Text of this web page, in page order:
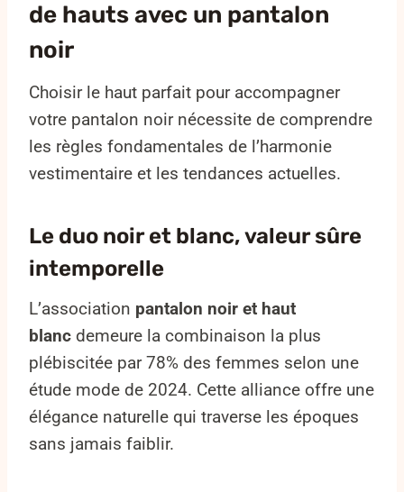
de hauts avec un pantalon
noir
Choisir le haut parfait pour accompagner
votre pantalon noir nécessite de comprendre
les règles fondamentales de l’harmonie
vestimentaire et les tendances actuelles.
Le duo noir et blanc, valeur sûre
intemporelle
L’association pantalon noir et haut
blanc demeure la combinaison la plus
plébiscitée par 78% des femmes selon une
étude mode de 2024. Cette alliance offre une
élégance naturelle qui traverse les époques
sans jamais faiblir.